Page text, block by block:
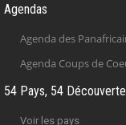
Agendas
Agenda des
Agenda Coups de
54 Pays, 54
Voir les pays